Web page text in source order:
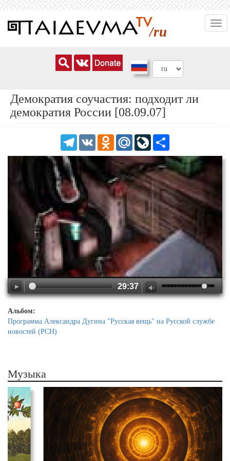
основному
/ru
Демократия соучастия: подходит ли
демократия России [08.09.07]
TelegramVK Odnoklassniki
Mail.Ru LiveJournal
29:37
Альбом:
Программа Александра Дугина "Русская вещь" на Русской службе
новостей (РСН)
Музыка